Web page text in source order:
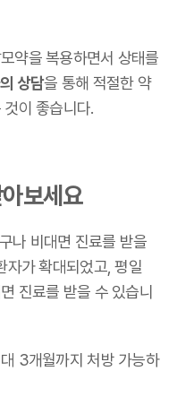
약을 복용하면서 상태를
상담을 통해 적절한 약
이 좋습니다.
보세요
나 비대면 진료를 받을
자가 확대되었고, 평일
진료를 받을 수 있습니
3개월까지 처방 가능하